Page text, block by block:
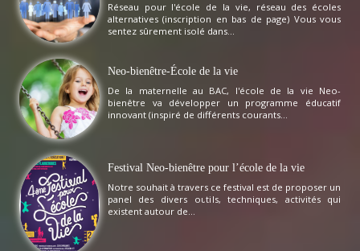
Réseau pour l'école de la vie, réseau des écoles
alternatives (inscription en bas de page) Vous vous
sentez sûrement isolé dans...
Neo-bienêtre-École de la vie
De la maternelle au BAC, l'école de la vie Neo-
bienêtre va développer un programme éducatif
innovant (inspiré de différents courants...
Festival Neo-bienêtre pour l’école de la vie
Notre souhait à travers ce festival est de proposer un
panel des divers outils, techniques, activités qui
existent autour de...